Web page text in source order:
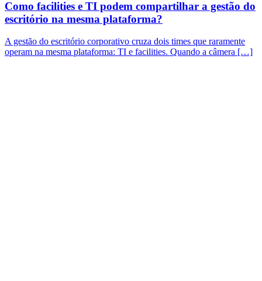
Como facilities e TI podem compartilhar a gestão do
escritório na mesma plataforma?
A gestão do escritório corporativo cruza dois times que raramente
operam na mesma plataforma: TI e facilities. Quando a câmera […]